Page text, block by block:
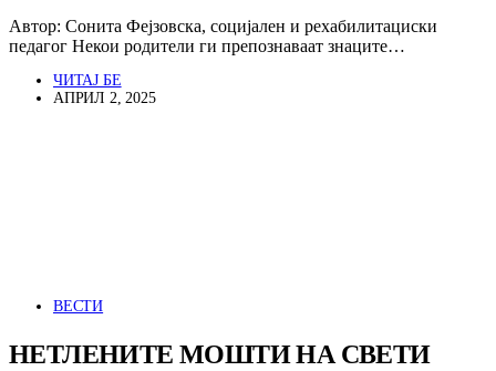
Автор: Сонита Фејзовска, социјален и рехабилитациски
педагог Некои родители ги препознаваат знаците…
ЧИТАЈ БЕ
АПРИЛ 2, 2025
ВЕСТИ
НЕТЛЕНИТЕ МОШТИ НА СВЕТИ